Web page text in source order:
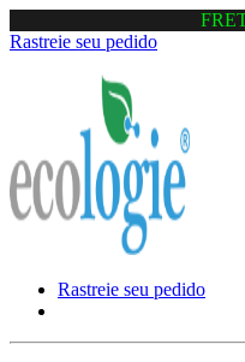
Rastreie seu pedido
Rastreie seu pedido